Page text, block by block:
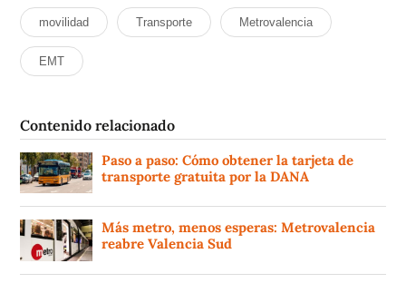
movilidad Transporte Metrovalencia
EMT
Contenido relacionado
Paso a paso: Cómo obtener la tarjeta de
transporte gratuita por la DANA
Más metro, menos esperas: Metrovalencia
reabre Valencia Sud